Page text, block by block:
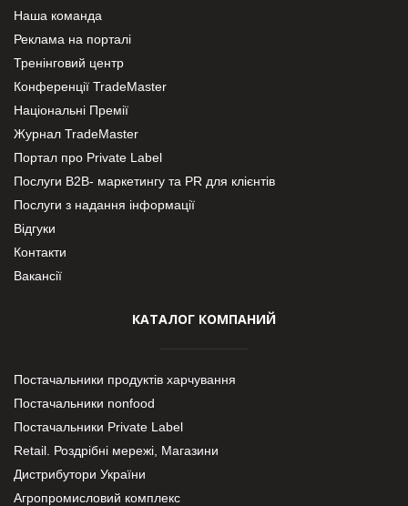
Наша команда
Реклама на порталі
Тренінговий центр
Конференції TradeMaster
Національні Премії
Журнал TradeMaster
Портал про Private Label
Послуги В2В- маркетингу та PR для клієнтів
Послуги з надання інформації
Відгуки
Контакти
Вакансії
КАТАЛОГ КОМПАНИЙ
Постачальники продуктів харчування
Постачальники nonfood
Постачальники Private Label
Retail. Роздрібні мережі, Магазини
Дистрибутори України
Агропромисловий комплекс